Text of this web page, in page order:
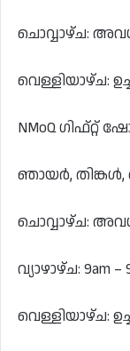
ചൊവ്വാഴ്ച:
വെള്ളിയാഴ്ച:
NMoQ ഗിഫ്റ്റ്
ഞായർ, തിങ്കൾ,
ചൊവ്വാഴ്ച:
വ്യാഴാഴ്ച: 9am –
വെള്ളിയാഴ്ച: